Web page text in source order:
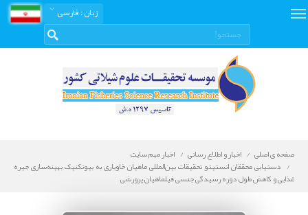
زبان: فارسی
صفحه ی اصلی اخبار و اطلاع رسانی
اخبار مهم سایت
دستیابی محققان انستیتو تحقیقات بین‌المللی ماهیان خاویاری به بیوتکنیک بهینه‌سازی جیره
غذایی و کاهش طول دوره رسیدگی جنسی فیلماهیان پرورشی